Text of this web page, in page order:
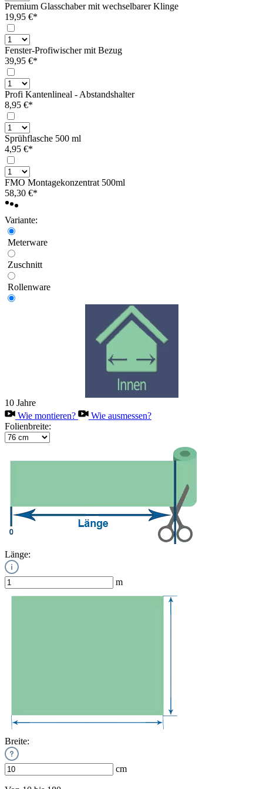
Premium Glasschaber mit wechselbarer Klinge
19,95 €*
Fenster-Profiwischer mit Bezug
39,95 €*
Profi Kantenlineal - Abstandshalter
8,95 €*
Sprühflasche 500 ml
4,95 €*
FMO Montagekonzentrat 500ml
58,30 €*
Variante:
Meterware
Zuschnitt
Rollenware
10 Jahre
Wie montieren?
Wie ausmessen?
Folienbreite:
Länge:
m
Breite:
cm